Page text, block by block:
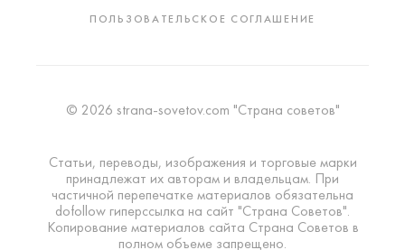
ПОЛЬЗОВАТЕЛЬСКОЕ СОГЛАШЕНИЕ
© 2026 strana-sovetov.com "Страна советов"
Статьи, переводы, изображения и торговые марки
принадлежат их авторам и владельцам. При
частичной перепечатке материалов обязательна
dofollow гиперссылка на сайт "Страна Советов".
Копирование материалов сайта Страна Советов в
полном объеме запрещено.